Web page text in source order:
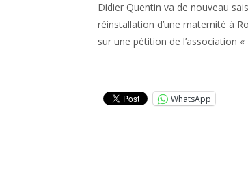
Didier Quentin va de nouveau
réinstallation d’une maternité à
sur une pétition de l’association
WhatsApp